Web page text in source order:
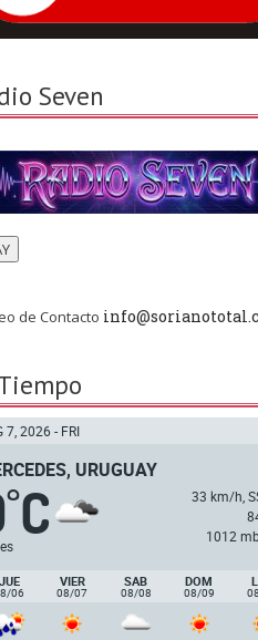
Seven
de Contacto
7, 2026 - FRI
URUGUAY
°C
33 km/h,
1012
06
VIER
08/07
SAB
08/08
DOM
08/09